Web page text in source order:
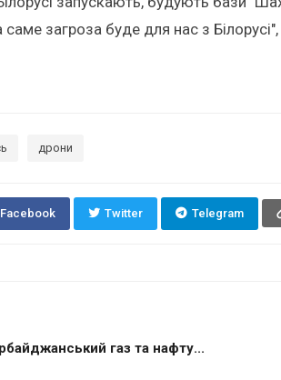
загроза буде для нас з
дрони
Facebook Twitter Telegram
газ та нафту...